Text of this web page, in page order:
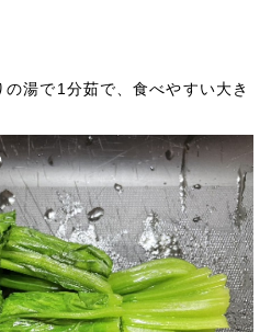
湯で1分茹で、食べやすい大き